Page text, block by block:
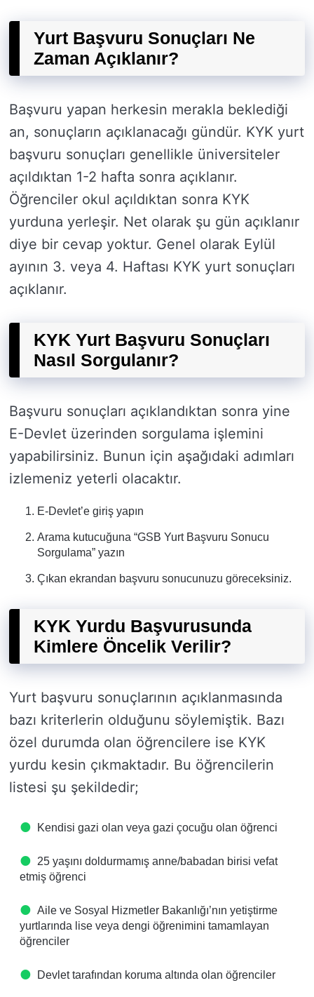
Yurt Başvuru Sonuçları Ne
Zaman Açıklanır?
Başvuru yapan herkesin merakla beklediği
an, sonuçların açıklanacağı gündür. KYK yurt
başvuru sonuçları genellikle üniversiteler
açıldıktan 1-2 hafta sonra açıklanır.
Öğrenciler okul açıldıktan sonra KYK
yurduna yerleşir. Net olarak şu gün açıklanır
diye bir cevap yoktur. Genel olarak Eylül
ayının 3. veya 4. Haftası KYK yurt sonuçları
açıklanır.
KYK Yurt Başvuru Sonuçları
Nasıl Sorgulanır?
Başvuru sonuçları açıklandıktan sonra yine
E-Devlet üzerinden sorgulama işlemini
yapabilirsiniz. Bunun için aşağıdaki adımları
izlemeniz yeterli olacaktır.
E-Devlet’e giriş yapın
Arama kutucuğuna “GSB Yurt Başvuru Sonucu
Sorgulama” yazın
Çıkan ekrandan başvuru sonucunuzu göreceksiniz.
KYK Yurdu Başvurusunda
Kimlere Öncelik Verilir?
Yurt başvuru sonuçlarının açıklanmasında
bazı kriterlerin olduğunu söylemiştik. Bazı
özel durumda olan öğrencilere ise KYK
yurdu kesin çıkmaktadır. Bu öğrencilerin
listesi şu şekildedir;
Kendisi gazi olan veya gazi çocuğu olan öğrenci
25 yaşını doldurmamış anne/babadan birisi vefat
etmiş öğrenci
Aile ve Sosyal Hizmetler Bakanlığı’nın yetiştirme
yurtlarında lise veya dengi öğrenimini tamamlayan
öğrenciler
Devlet tarafından koruma altında olan öğrenciler